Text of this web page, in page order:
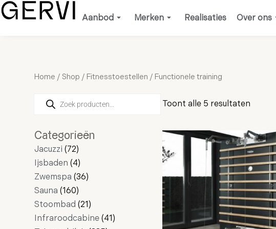
Ga
naar
Aanbod Merken Realisaties Over ons
Home /Shop / Fitnesstoestellen / Functionele training
zoeken
Categorieën
Jacuzzi 72
Ijsbaden 4
Zwemspa 36
Sauna 160
Stoombad 21
Infraroodcabine 41
Toont alle 5 resultaten